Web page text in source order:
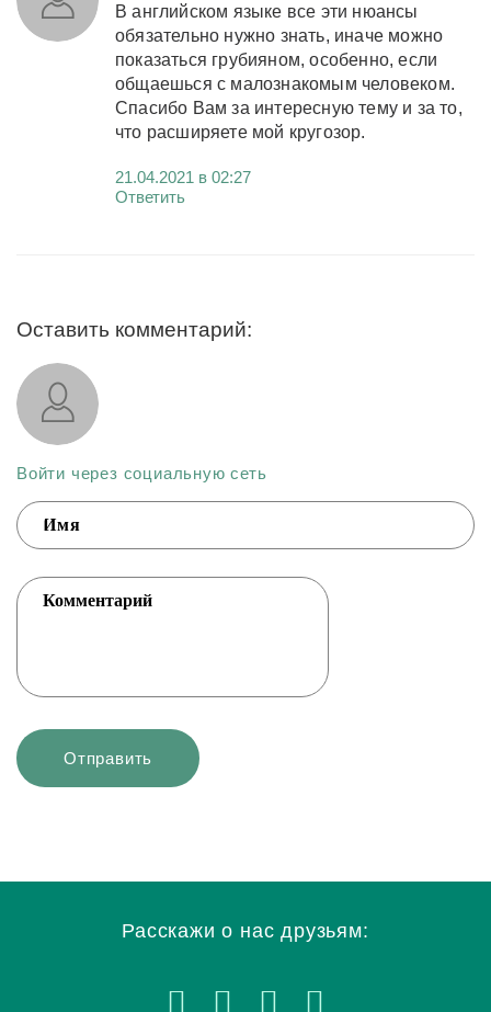
В английском языке все эти нюансы
обязательно нужно знать, иначе можно
показаться грубияном, особенно, если
общаешься с малознакомым человеком.
Спасибо Вам за интересную тему и за то,
что расширяете мой кругозор.
21.04.2021 в 02:27
Ответить
Оставить комментарий:
Войти через социальную сеть
Расскажи о нас друзьям: